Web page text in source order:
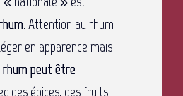
. Attention au rhum
en apparence mais
rhum peut être
des épices, des fruits :